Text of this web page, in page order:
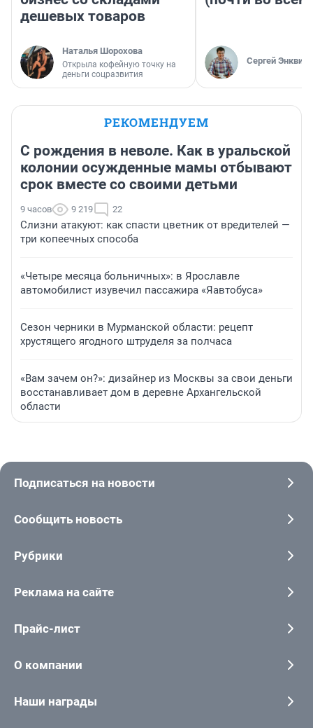
дешевых товаров
Наталья Шорохова
Открыла кофейную точку на
деньги соцразвития
Сергей Энквист
РЕКОМЕНДУЕМ
С рождения в неволе. Как в уральской
колонии осужденные мамы отбывают
срок вместе со своими детьми
9 часов 9 219 22
Слизни атакуют: как спасти цветник от вредителей —
три копеечных способа
«Четыре месяца больничных»: в Ярославле
автомобилист изувечил пассажира «Яавтобуса»
Сезон черники в Мурманской области: рецепт
хрустящего ягодного штруделя за полчаса
«Вам зачем он?»: дизайнер из Москвы за свои деньги
восстанавливает дом в деревне Архангельской
области
Подписаться на новости
Сообщить новость
Рубрики
Реклама на сайте
Прайс-лист
О компании
Наши награды